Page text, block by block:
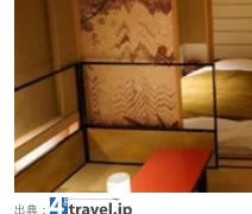
出典：